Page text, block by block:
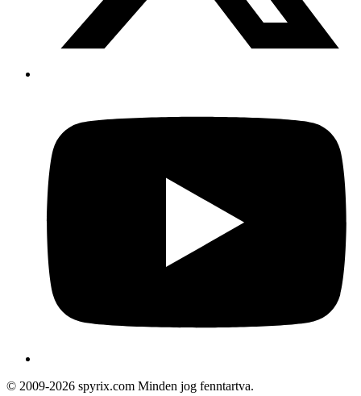
© 2009-2026 spyrix.com Minden jog fenntartva.